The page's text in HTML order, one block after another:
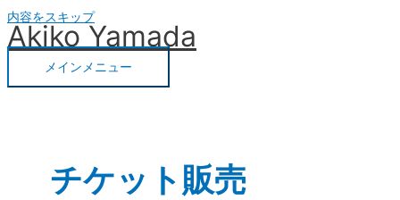
内容をスキップ
Akiko Yamada
メインメニュー
チケット販売